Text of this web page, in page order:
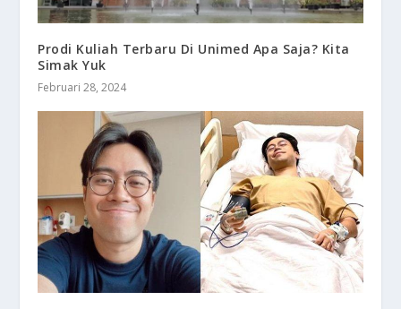
Prodi Kuliah Terbaru Di Unimed Apa Saja? Kita
Simak Yuk
Februari 28, 2024